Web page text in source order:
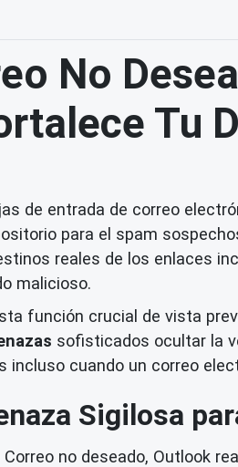
No
Tu
de entrada de correo
para el spam
reales de los enlaces
malicioso.
función crucial de vista
sofisticados ocultar la
cuando un correo
Sigilosa
no deseado, Outlook